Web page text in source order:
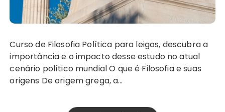
Curso de Filosofia Política para leigos, descubra a
importância e o impacto desse estudo no atual
cenário político mundial O que é Filosofia e suas
origens De origem grega, a…